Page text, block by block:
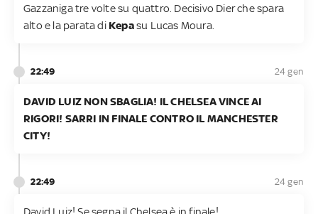
Gazzaniga tre volte su quattro. Decisivo Dier che spara
alto e la parata di Kepasu Lucas Moura.
22:49 24 gen
DAVID LUIZ NON SBAGLIA! IL CHELSEA VINCE AI
RIGORI! SARRI IN FINALE CONTRO IL MANCHESTER
CITY!
22:49 24 gen
David Luiz! Se segna il Chelsea è in finale!